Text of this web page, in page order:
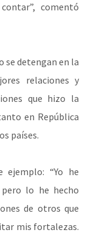
comentó
se detengan en la
relaciones y
que hizo la
en República
países.
ejemplo: “Yo he
lo he hecho
de otros que
mis fortalezas.